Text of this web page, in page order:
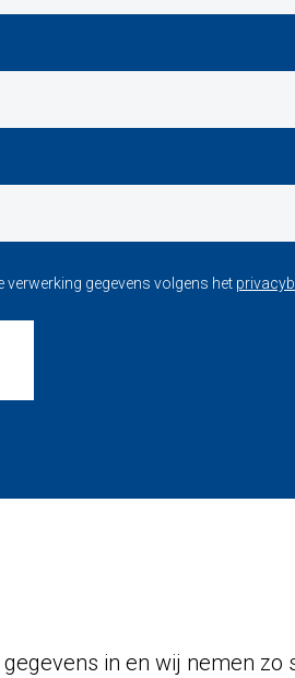
verwerking gegevens volgens het
in en wij nemen zo